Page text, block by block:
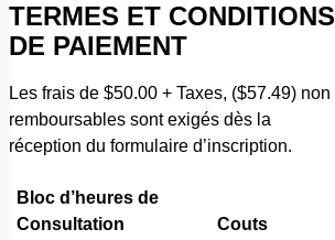
TERMES ET CONDITIONS
DE PAIEMENT
Les frais de $50.00 + Taxes, ($57.49) non
remboursables sont exigés dès la
réception du formulaire d’inscription.
Bloc d’heures de
Consultation
Couts